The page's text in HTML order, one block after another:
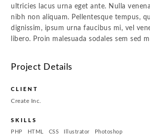
ultricies lacus urna eget ante. Nulla
nibh non aliquam. Pellentesque tempus,
dignissim, ipsum urna faucibus mi, vel
libero. Proin malesuada sodales sem sed
Project Details
CLIENT
Create Inc.
SKILLS
PHP HTML CSS Illustrator Photoshop